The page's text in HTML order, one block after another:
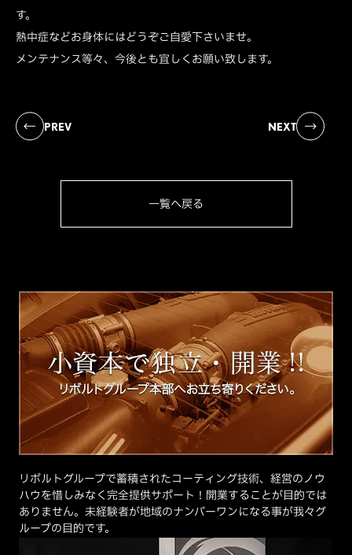
す。
熱中症などお身体にはどうぞご自愛下さいませ。
メンテナンス等々、今後とも宜しくお願い致します。
PREV NEXT
一覧へ戻る
リボルトグループで蓄積されたコーティング技術、経営のノウ
ハウを惜しみなく完全提供サポート！開業することが目的では
ありません。未経験者が地域のナンバーワンになる事が我々グ
ループの目的です。